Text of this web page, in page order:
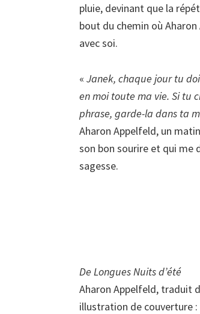
pluie, devinant que la
bout du chemin où
avec soi.
« Janek, chaque jour tu
en moi toute ma vie. Si tu
phrase, garde-la dans ta
Aharon Appelfeld, un
son bon sourire et qui me
sagesse.
De Longues Nuits d’été
Aharon Appelfeld, traduit
illustration de couverture